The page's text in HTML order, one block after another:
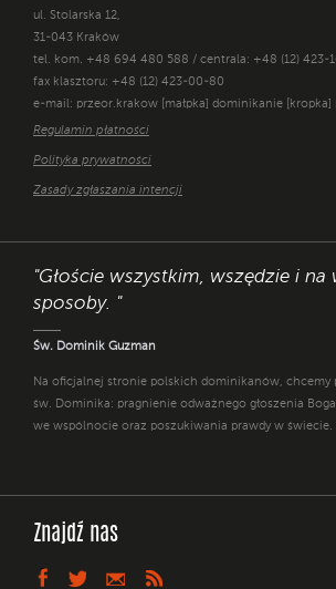
ul. Stolarska 12,
31-043 Kraków
tel. kom. +48 694 480 588 / centrala: +48 (12) 423-
fax klasztoru: +48 (12) 423-00-80
e-mail: przeor.krakow [małpka] dominikanie [kropka]
Regulamin płatności
Polityka prywatności
Zasady zgłaszania intencji
"Głoście wszystkim, wszędzie i na
sposoby. "
Św. Dominik Guzman
Na oficjalnej stronie polskich dominikanów, chcemy
św. Dominika: pragnienie odważnego głoszenia
we wspólnocie oraz poszukiwania prawdy w świecie.
Znajdź nas